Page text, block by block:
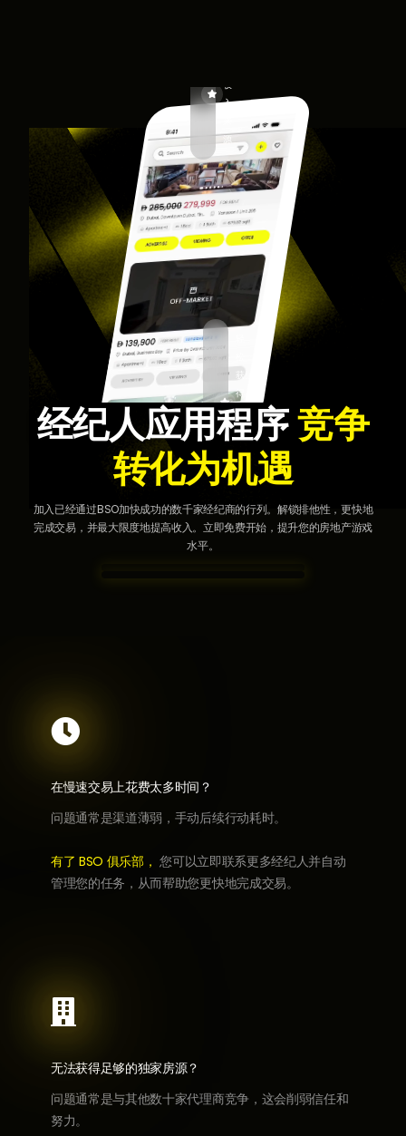
经纪人应用程序竞争
转化为机遇
加入已经通过BSO加快成功的数千家经纪商的行列。解锁排他性，更快地
完成交易，并最大限度地提高收入。立即免费开始，提升您的房地产游戏
水平。
独
家
房
源

在慢速交易上花费太多时间？
问题通常是渠道薄弱，手动后续行动耗时。
有了 BSO 俱乐部，您可以立即联系更多经纪人并自动
管理您的任务，从而帮助您更快地完成交易。

无法获得足够的独家房源？
问题通常是与其他数十家代理商竞争，这会削弱信任和
努力。